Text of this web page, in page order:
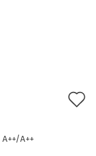
A++/A++